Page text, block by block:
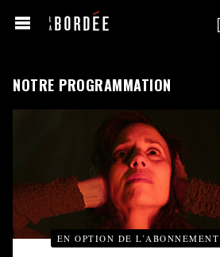
NOTRE PROGRAMMATION
EN OPTION DE L’ABONNEMENT